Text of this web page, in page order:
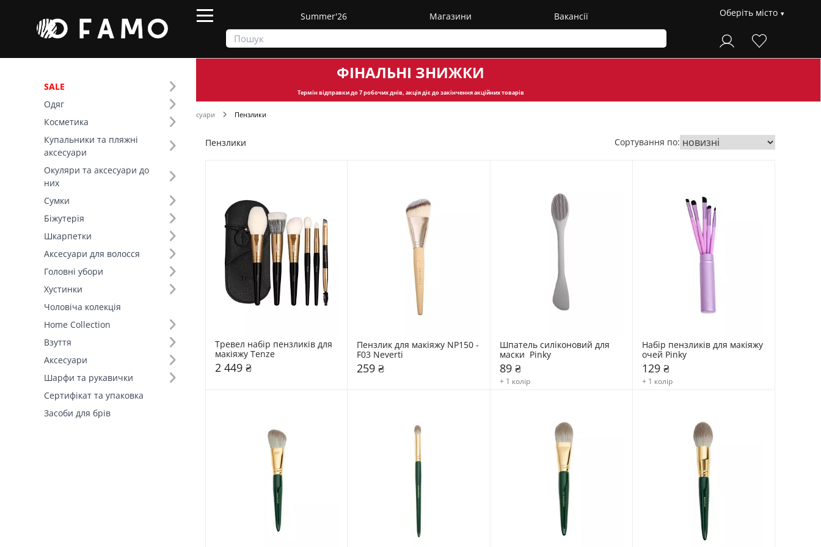
Summer'26 Магазини Вакансії Оберіть місто
SALE
Одяг
Косметика
Купальники та пляжні
аксесуари
Окуляри та аксесуари до
них
Сумки
Біжутерія
Шкарпетки
Аксесуари для волосся
Головні убори
Хустинки
Чоловіча колекція
Home Collection
Взуття
Аксесуари
Шарфи та рукавички
Сертифікат та упаковка
Засоби для брів
ФІНАЛЬНІ ЗНИЖКИ
Термін відправкидо 7 робочих днів, акція діє до закінчення акційних товарів
Косметичні аксесуари Пензлики
Фільтр
Ціна
Основний колір (7)
Пензлики Сортування по:
Тревел набір пензликів для
макіяжу Tenze
2 449 ₴
Пензлик для макіяжу NP150 -
F03 Neverti
259 ₴
Шпатель силіконовий для
маски  Pinky
89 ₴
+ 1 колір
Набір пензликів для макіяжу
очей Pinky
129 ₴
+ 1 колір